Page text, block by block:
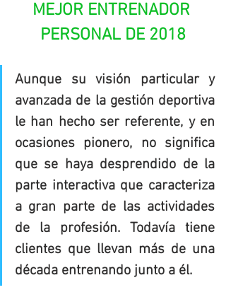
MEJOR ENTRENADOR
PERSONAL DE 2018
Aunque su visión particular y
avanzada de la gestión deportiva
le han hecho ser referente, y en
ocasiones pionero, no significa
que se haya desprendido de la
parte interactiva que caracteriza
a gran parte de las actividades
de la profesión. Todavía tiene
clientes que llevan más de una
década entrenando junto a él.